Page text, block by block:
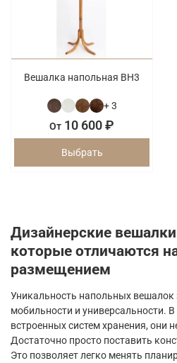
Вешалка напольная ВН3
+ 3
От 10 600 ₽
Выбрать
Дизайнерские
которые отличаются
размещением
Уникальность напольных вешалок
мобильности и универсальности.
встроенных систем хранения, они
Достаточно просто поставить
Это позволяет легко менять